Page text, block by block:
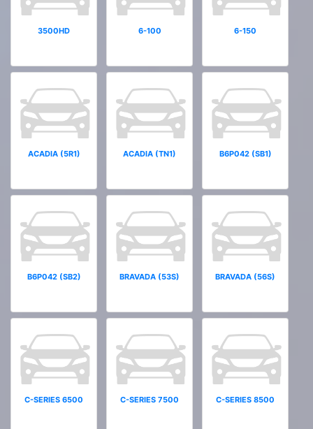
3500HD 6-100 6-150
ACADIA (5R1) ACADIA (TN1) B6P042 (SB1)
B6P042 (SB2) BRAVADA (53S) BRAVADA (56S)
C-SERIES 6500 C-SERIES 7500 C-SERIES 8500